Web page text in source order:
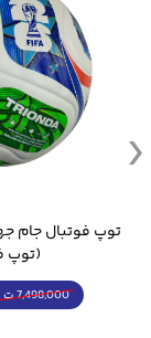
(توپ
7,498,000 ت